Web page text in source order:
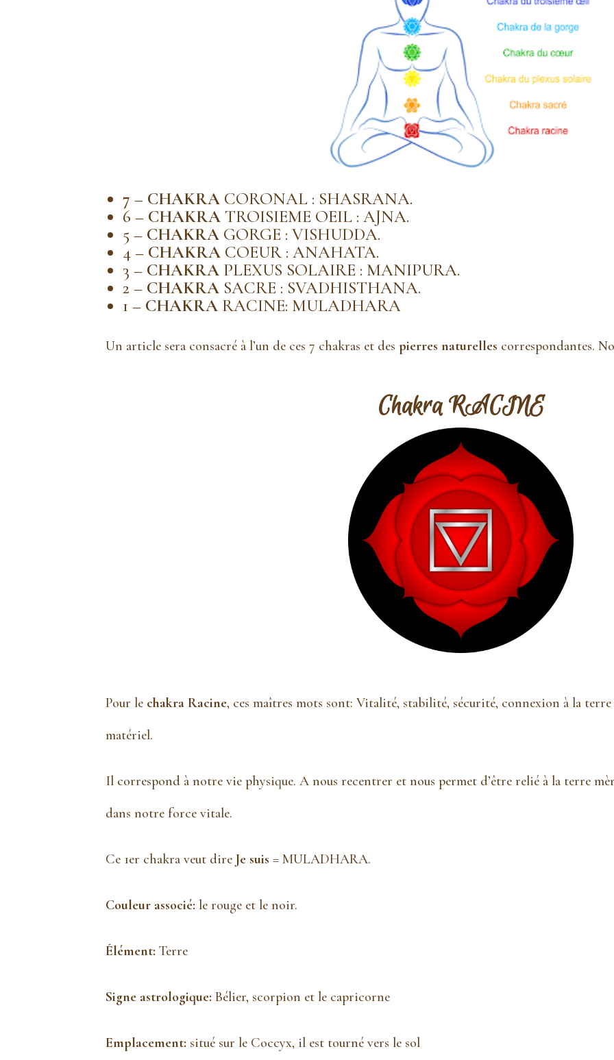
7 – CHAKRA CORONAL : SHASRANA.
6 – CHAKRA TROISIEME OEIL : AJNA.
5 – CHAKRA GORGE : VISHUDDA.
4 – CHAKRA COEUR : ANAHATA.
3 – CHAKRA PLEXUS SOLAIRE : MANIPURA.
2 – CHAKRA SACRE : SVADHISTHANA.
1 – CHAKRA RACINE: MULADHARA
Un article sera consacré à l’un de ces 7 chakras et despierres naturelles correspondantes.
Chakra RACINE
Pour le chakra Racine, ces maîtres mots sont: Vitalité, stabilité, sécurité, connexion à la
matériel.
Il correspond à notre vie physique. A nous recentrer et nous permet d’être relié à la terre
dans notre force vitale.
Ce 1er chakra veut direJe suis = MULADHARA.
Couleur associé: le rouge et le noir.
Élément: Terre
Signe astrologique:Bélier, scorpion et le capricorne
Emplacement: situé sur le Coccyx, il est tourné vers le sol